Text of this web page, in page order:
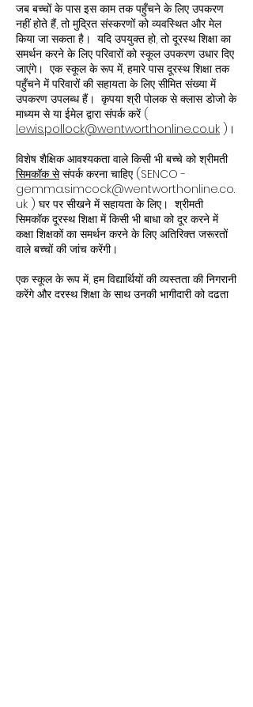
जब बच्चों के पास इस काम तक पहुँचने के लिए उपकरण
नहीं होते हैं, तो मुद्रित संस्करणों को व्यवस्थित और मेल
किया जा सकता है। यदि उपयुक्त हो, तो दूरस्थ शिक्षा का
समर्थन करने के लिए परिवारों को स्कूल उपकरण उधार दिए
जाएंगे। एक स्कूल के रूप में, हमारे पास दूरस्थ शिक्षा तक
पहुँचने में परिवारों की सहायता के लिए सीमित संख्या में
उपकरण उपलब्ध हैं। कृपया श्री पोलक से क्लास डोजो के
माध्यम से या ईमेल द्वारा संपर्क करें (
lewis.pollock@wentworthonline.co.uk )।
विशेष शैक्षिक आवश्यकता वाले किसी भी बच्चे को श्रीमती
सिमकॉक सेसंपर्क करना चाहिए (SENCO -
gemma.simcock@wentworthonline.co.
uk ) घर पर सीखने में सहायता के लिए। श्रीमती
सिमकॉक दूरस्थ शिक्षा में किसी भी बाधा को दूर करने में
कक्षा शिक्षकों का समर्थन करने के लिए अतिरिक्त जरूरतों
वाले बच्चों की जांच करेंगी।
एक स्कूल के रूप में, हम विद्यार्थियों की व्यस्तता की निगरानी
करेंगे और दूरस्थ शिक्षा के साथ उनकी भागीदारी को दृढ़ता